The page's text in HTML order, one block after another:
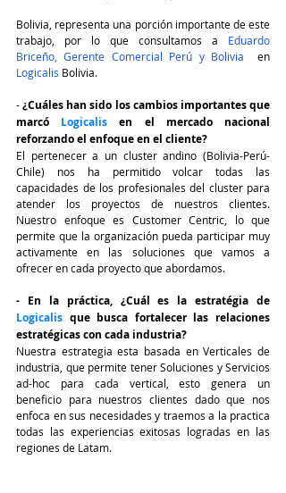
Bolivia, representa una porción importante de este
trabajo, por lo que consultamos a Eduardo
Briceño, Gerente Comercial Perú y Bolivia
Logicalis Bolivia.
- ¿Cuáles han sido los cambios importantes que
marcó Logicalis en el mercado nacional
reforzando el enfoque en el cliente?
El pertenecer a un cluster andino (Bolivia-Perú-
Chile) nos ha permitido volcar todas las
capacidades de los profesionales del cluster para
atender los proyectos de nuestros clientes.
Nuestro enfoque es Customer Centric, lo que
permite que la organización pueda participar muy
activamente en las soluciones que vamos a
ofrecer en cada proyecto que abordamos.
Logicalis que busca fortalecer las relaciones
estratégicas con cada industria?
Nuestra estrategia esta basada en Verticales de
industria, que permite tener Soluciones y Servicios
ad-hoc para cada vertical, esto genera un
beneficio para nuestros clientes dado que nos
enfoca en sus necesidades y traemos a la practica
todas las experiencias exitosas logradas en las
regiones de Latam.